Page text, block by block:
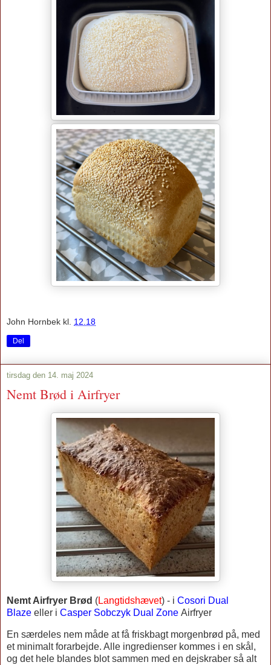
John Hornbek kl. 12.18
Del
tirsdag den 14. maj 2024
Nemt Brød i Airfryer
Nemt Airfryer Brød (Langtidshævet) - i Cosori Dual
Blaze eller i Casper Sobczyk Dual Zone Airfryer
En særdeles nem måde at få friskbagt morgenbrød på, med
et minimalt forarbejde. Alle ingredienser kommes i en skål,
og det hele blandes blot sammen med en dejskraber så alt